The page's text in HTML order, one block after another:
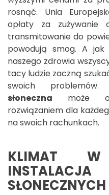
rosnąć. Unia
opłaty za zużywanie
transmitowanie do
powodują smog. A
naszego zdrowia
tacy ludzie zaczną
swoich problemów.
słoneczna może
rozwiązaniem dla
na swoich rachunkach.
KLIMAT
SŁONECZNYCH